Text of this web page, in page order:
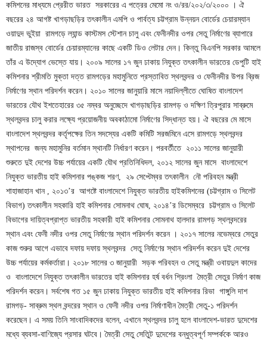
কমিশনের মাধ্যমে প্রেরীত ভারত সরকারের এ পত্রের মেমো নং ও/রর/২০২/৩/২০০০ । ঐ
বছরের ২৪ আগষ্ট খাগড়াছড়ির তৎকালীন এমপি ও পার্বত্য চট্টগ্রাম উন্নয়ন বোর্ডের চেয়ারম্যান
ওয়াদুদ ভুইয়া রামগড়ে ল্যান্ড কাস্টমস স্টেশান চালু এবং ফেনীনদীর ওপর সেতু নির্মাণের ব্যাপারে
জাতীয় রাজস্ব বোর্ডের চেয়ারম্যানের কাছে একটি ডিও লেটার দেন। কিন্তু বিএনপি সরকার আমলে
তাঁর এ উদ্যোগ ভেস্তে যায়। ২০০৯ সালের ১৭ জুন ঢাকায় নিযুক্ত তৎকালীন ভারতের ডেপুটি হাই
কমিশনার শ্রীমতি মুক্তা দত্ত রামগড়ের মহামুনিতে প্রস্তাবিত স্থলবন্দর ও ফেনীনদীর উপর ব্রিজ
নির্মাণের স্থান পরিদর্শন করেন। ২০১০ সালের জানুয়ারি মাসে নয়াদিল্লীতে ঘোষিত বাংলাদেশ
ভারতের যৌথ ইশতেহারের ৩৫ নম্বর অনুচ্ছেদে খাগড়াছড়ির রামগড় ও দক্ষিণ ত্রিপুরার সাব্রুমে
স্থলবন্দর চালু করার লক্ষ্যে প্রয়োজনীয় অবকাঠামো নির্মাণের সিদ্ধান্ত হয়। ঐ বছরের মে মাসে
বাংলাদেশ স্থলবন্দর কর্তৃপক্ষের তিন সদস্যের একটি কমিটি সরজমিনে এসে রামগড়ে স্থলবন্দর
স্থাপনের জন্য মহামুনির বর্তমান স্থানটি নির্ধারণ করেন। পরবর্তীতে ২০১১ সালের জানুয়ারী
শুরুতে দুই দেশের উচ্চ পর্যায়ের একটি যৌথ প্রতিনিধিদল, ২০১২ সালের জুন মাসে বাংলাদেশে
নিযুক্ত ভারতীয় হাই কমিশনার পঙ্কজ শরণ, ২৯ সেপ্টেম্বর তৎকালীন নৌ পরিবহন মন্ত্রী
শাহাজাহান খান , ২০১৩’র আগষ্টে বাংলাদেশে নিযুক্ত ভারতীয় হাইকমিশনের (চট্টগ্রাম ও সিলেট
বিভাগ) তৎকালীন সহকারি হাই কমিশনার সোমনাথ ঘোষ, ২০১৪’র ডিসেম্বরে চট্টগ্রাম ও সিলেট
বিভাগের দায়িত্বপ্রাপ্ত ভারতীয় সহকারী হাই কমিশনার সোমনাথ হালদার রামগড় স্থলবন্দরের
স্থান এবং ফেনী নদীর ওপর সেতু নির্মাণের স্থান পরিদর্শন করেন । ২০১৭ সালের নভেম্বরে সেতুর
কাজ শুরুর আগে এভাবে দফায় দফায় স্থলবন্দর সেতু নির্মাণের স্থান পরিদর্শন করেন দুই দেশের
উচ্চ পর্যায়ের কর্মকর্তারা। ২০১৮ সালের ৩ জানুয়ারী সড়ক পরিবহন ও সেতু মন্ত্রী ওবায়দুল কাদের
ও বাংলাদেশে নিযুক্ত তৎকালীন ভারতের হাই কমিশনার হর্ষ বর্ধন শ্রিংলা মৈত্রী সেতুর নির্মাণ কাজ
পরিদর্শন করেন। সর্বশেষ গত ১৫ জুন ঢাকায় নিযুক্ত ভারতীয় হাই কমিশনার রিভা গাঙ্গুলি দাশ
রামগড়- সাব্রুম স্থল বন্দরের স্থান ও ফেনী নদীর ওপর নির্মাণাধীন মৈত্রী সেতু-১ পরিদর্শন
করেছেন। এ সময় তিনি সাংবাদিকদের বলেন, এখানে স্থলবন্দর চালু হলে বাংলাদেশ-ভারত দুদেশের
মধ্যে ব্যবসা-বাণিজ্যে প্রসার ঘটবে। মৈত্রী সেতু সেতুিট দুদেশের বন্ধুত্বপূর্ণ সম্পর্ককে আরও